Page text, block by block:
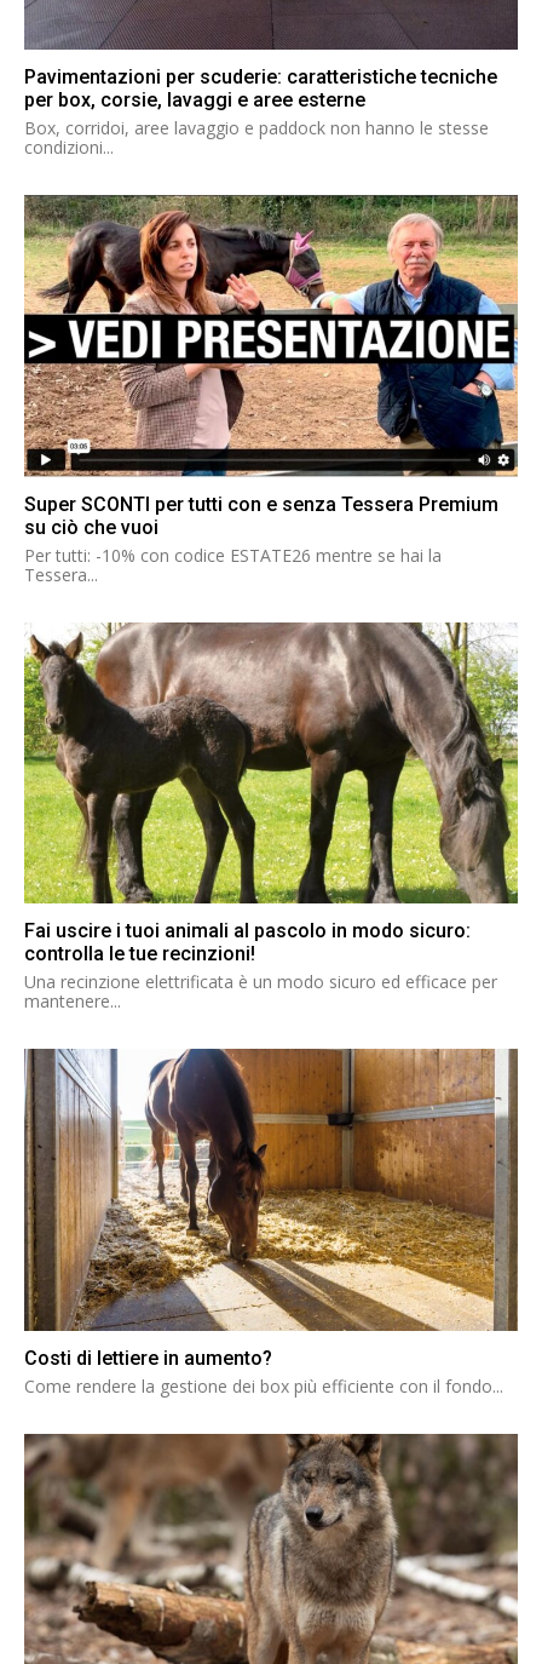
Pavimentazioni per scuderie: caratteristiche tecniche
per box, corsie, lavaggi e aree esterne
Box, corridoi, aree lavaggio e paddock non hanno le stesse
condizioni...
Super SCONTI per tutti con e senza Tessera Premium
su ciò che vuoi
Per tutti: -10% con codice ESTATE26 mentre se hai la
Tessera...
Fai uscire i tuoi animali al pascolo in modo sicuro:
controlla le tue recinzioni!
Una recinzione elettrificata è un modo sicuro ed efficace per
mantenere...
Costi di lettiere in aumento?
Come rendere la gestione dei box più efficiente con il fondo...